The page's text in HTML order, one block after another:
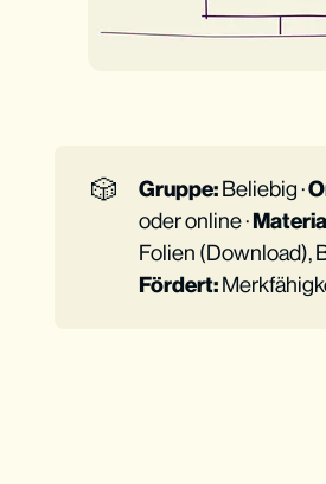
🎲 Gruppe:Beliebig ·
oder online ·
Folien (Download),
Fördert: